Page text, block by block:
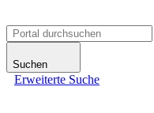
Suchen
Erweiterte Suche